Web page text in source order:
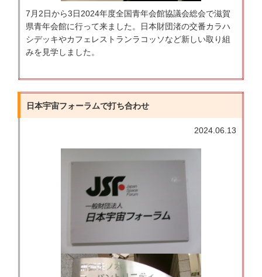
7月2日から3日2024年度全国青年会館協議会総会で滋賀
県青年会館に行って来ました。日本財団渚の交番カラハ
シデッキやカフェレストランラコッソなど新しい取り組
みを見学しました。
日本宇宙フォーラムで打ち合わせ
2024.06.13